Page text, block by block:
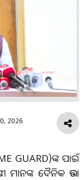
2026
GUARD)ଙ୍କ ପାଇଁ
ଦୈନିକ ଭତ୍ତା